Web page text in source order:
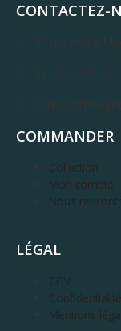
CONTACTEZ-
80 rue de La
06 70 92 09 33
COMMANDER
Collection
Mon compte
Nous
LÉGAL
CGV
Confidentialité
Mentions